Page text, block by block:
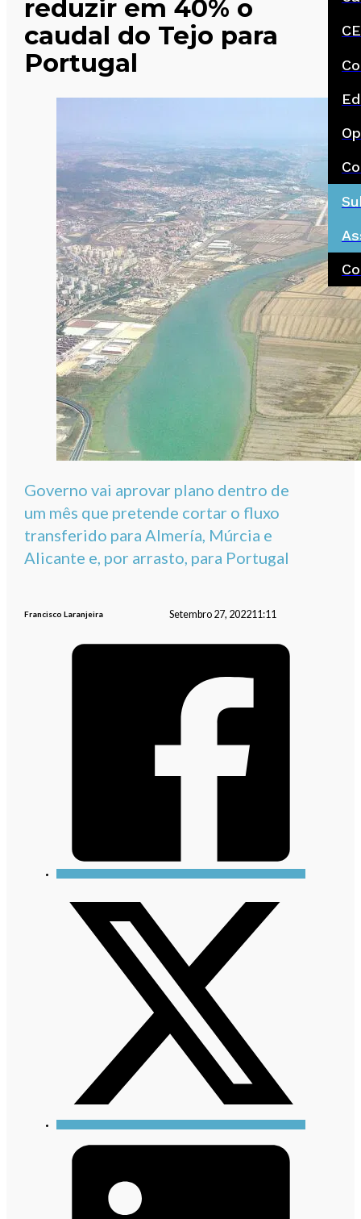
reduzir em 40% o
caudal do Tejo para
Portugal
Governo vai aprovar plano dentro de
um mês que pretende cortar o fluxo
transferido para Almería, Múrcia e
Alicante e, por arrasto, para Portugal
Francisco Laranjeira Setembro 27, 202211:11